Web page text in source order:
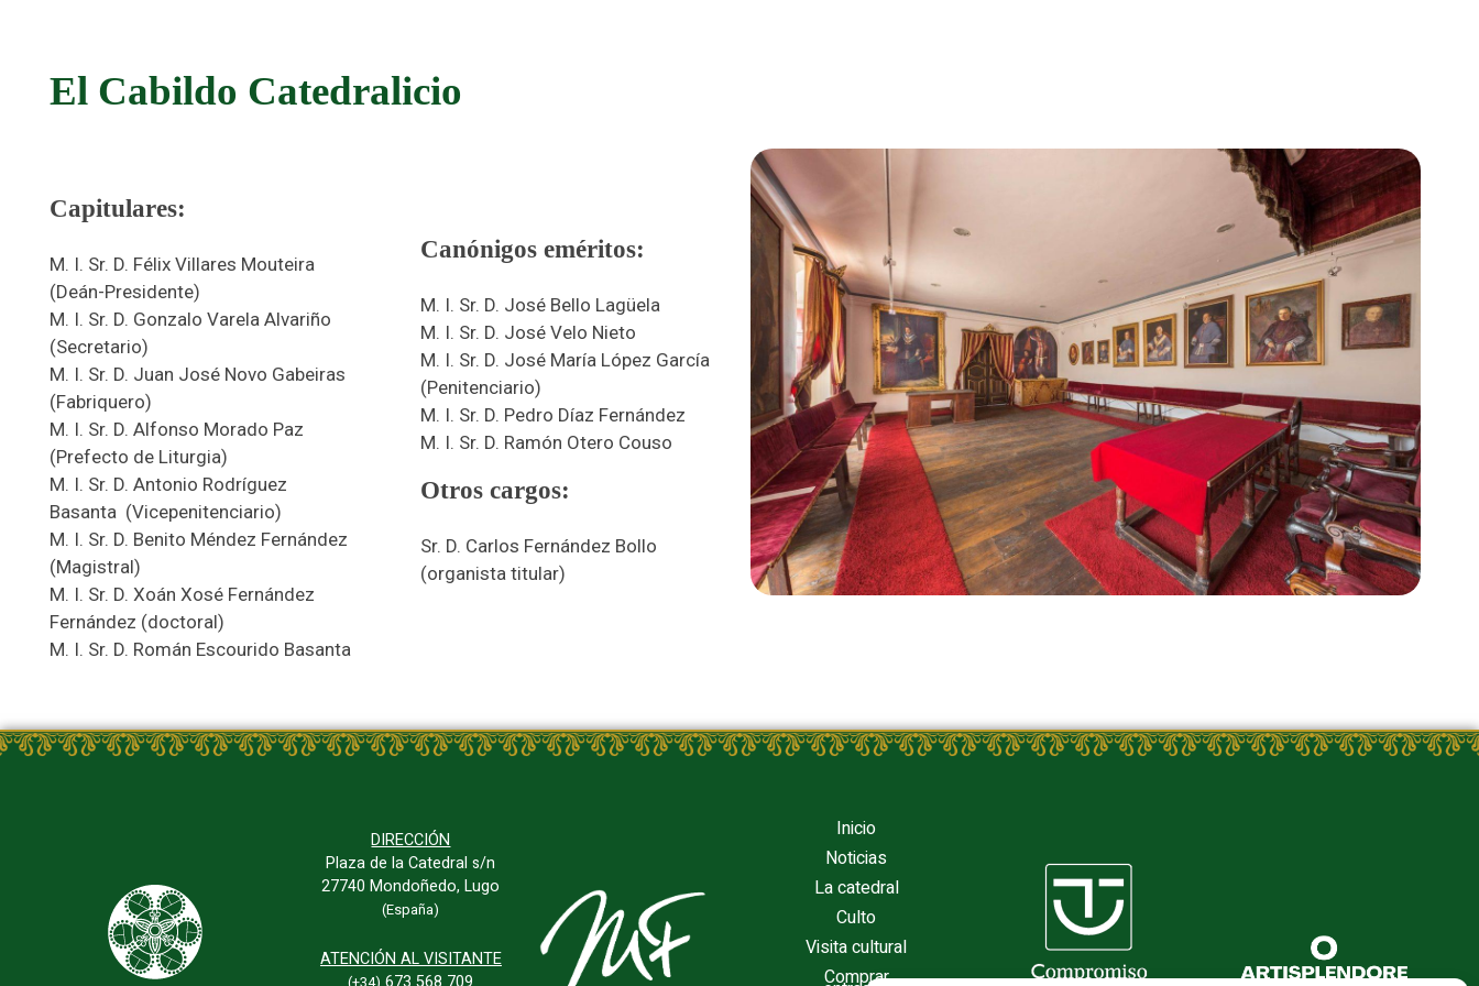
El Cabildo Catedralicio
Capitulares:
M. I. Sr. D. Félix Villares Mouteira
(Deán-Presidente)
M. I. Sr. D. Gonzalo Varela Alvariño
(Secretario)
M. I. Sr. D. Juan José Novo Gabeiras
(Fabriquero)
M. I. Sr. D. Alfonso Morado Paz
(Prefecto de Liturgia)
M. I. Sr. D. Antonio Rodríguez
Basanta (Vicepenitenciario)
M. I. Sr. D. Benito Méndez Fernández
(Magistral)
M. I. Sr. D. Xoán Xosé Fernández
Fernández (doctoral)
M. I. Sr. D. Román Escourido Basanta
Canónigos eméritos:
M. I. Sr. D. José Bello Lagüela
M. I. Sr. D. José Velo Nieto
M. I. Sr. D. José María López García
(Penitenciario)
M. I. Sr. D. Pedro Díaz Fernández
M. I. Sr. D. Ramón Otero Couso
Otros cargos:
Sr. D. Carlos Fernández Bollo
(organista titular)
DIRECCIÓN
Plaza de la Catedral s/n
27740 Mondoñedo, Lugo
(España)
ATENCIÓN AL VISITANTE
Inicio
Noticias
La catedral
Culto
Visita cultural
Comprar